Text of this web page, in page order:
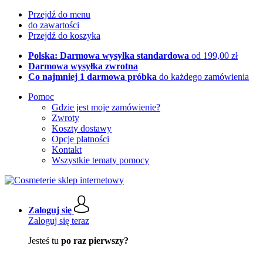
Przejdź do menu
do zawartości
Przejdź do koszyka
Polska: Darmowa wysyłka standardowa od 199,00 zł
Darmowa wysyłka zwrotna
Co najmniej 1 darmowa próbka do każdego zamówienia
Pomoc
Gdzie jest moje zamówienie?
Zwroty
Koszty dostawy
Opcje płatności
Kontakt
Wszystkie tematy pomocy
Zaloguj się
Zaloguj się teraz
Jesteś tu po raz pierwszy?